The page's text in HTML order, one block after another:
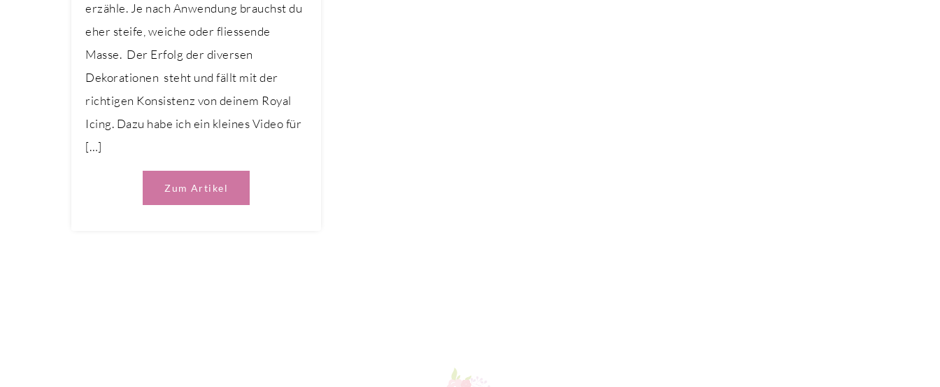
erzähle. Je nach Anwendung brauchst du
eher steife, weiche oder fliessende
Masse. Der Erfolg der diversen
Dekorationen steht und fällt mit der
richtigen Konsistenz von deinem Royal
Icing. Dazu habe ich ein kleines Video für
[…]
Zum Artikel